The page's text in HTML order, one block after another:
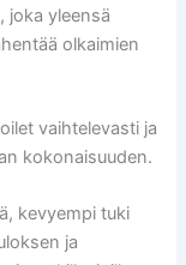
joka yleensä
olkaimien
vaihtelevasti ja
kokonaisuuden.
kevyempi tuki
ja